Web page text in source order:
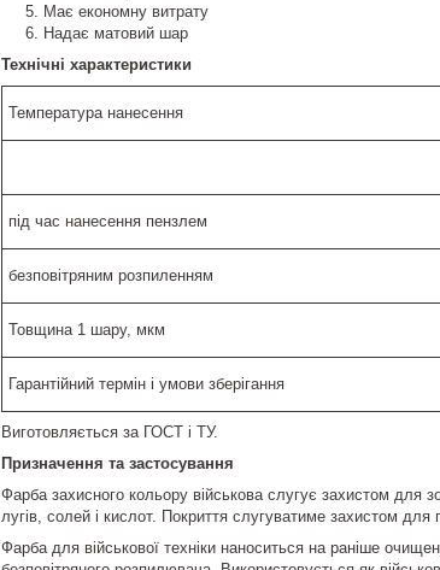
Має економну витрату
Надає матовий шар
Технічні характеристики
Температура нанесення
під час нанесення пензлем
безповітряним розпиленням
Товщина 1 шару, мкм
Гарантійний термін і умови зберігання
Виготовляється за ГОСТ і ТУ.
Призначення та застосування
Фарба захисного кольору військова слугує захистом для
лугів, солей і кислот. Покриття слугуватиме захистом
Фарба для військової техніки наноситься на раніше